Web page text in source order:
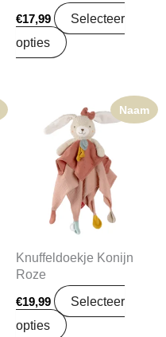
€17,99
Selecteer
opties
Naam
Knuffeldoekje Konijn
Roze
€19,99
Selecteer
opties